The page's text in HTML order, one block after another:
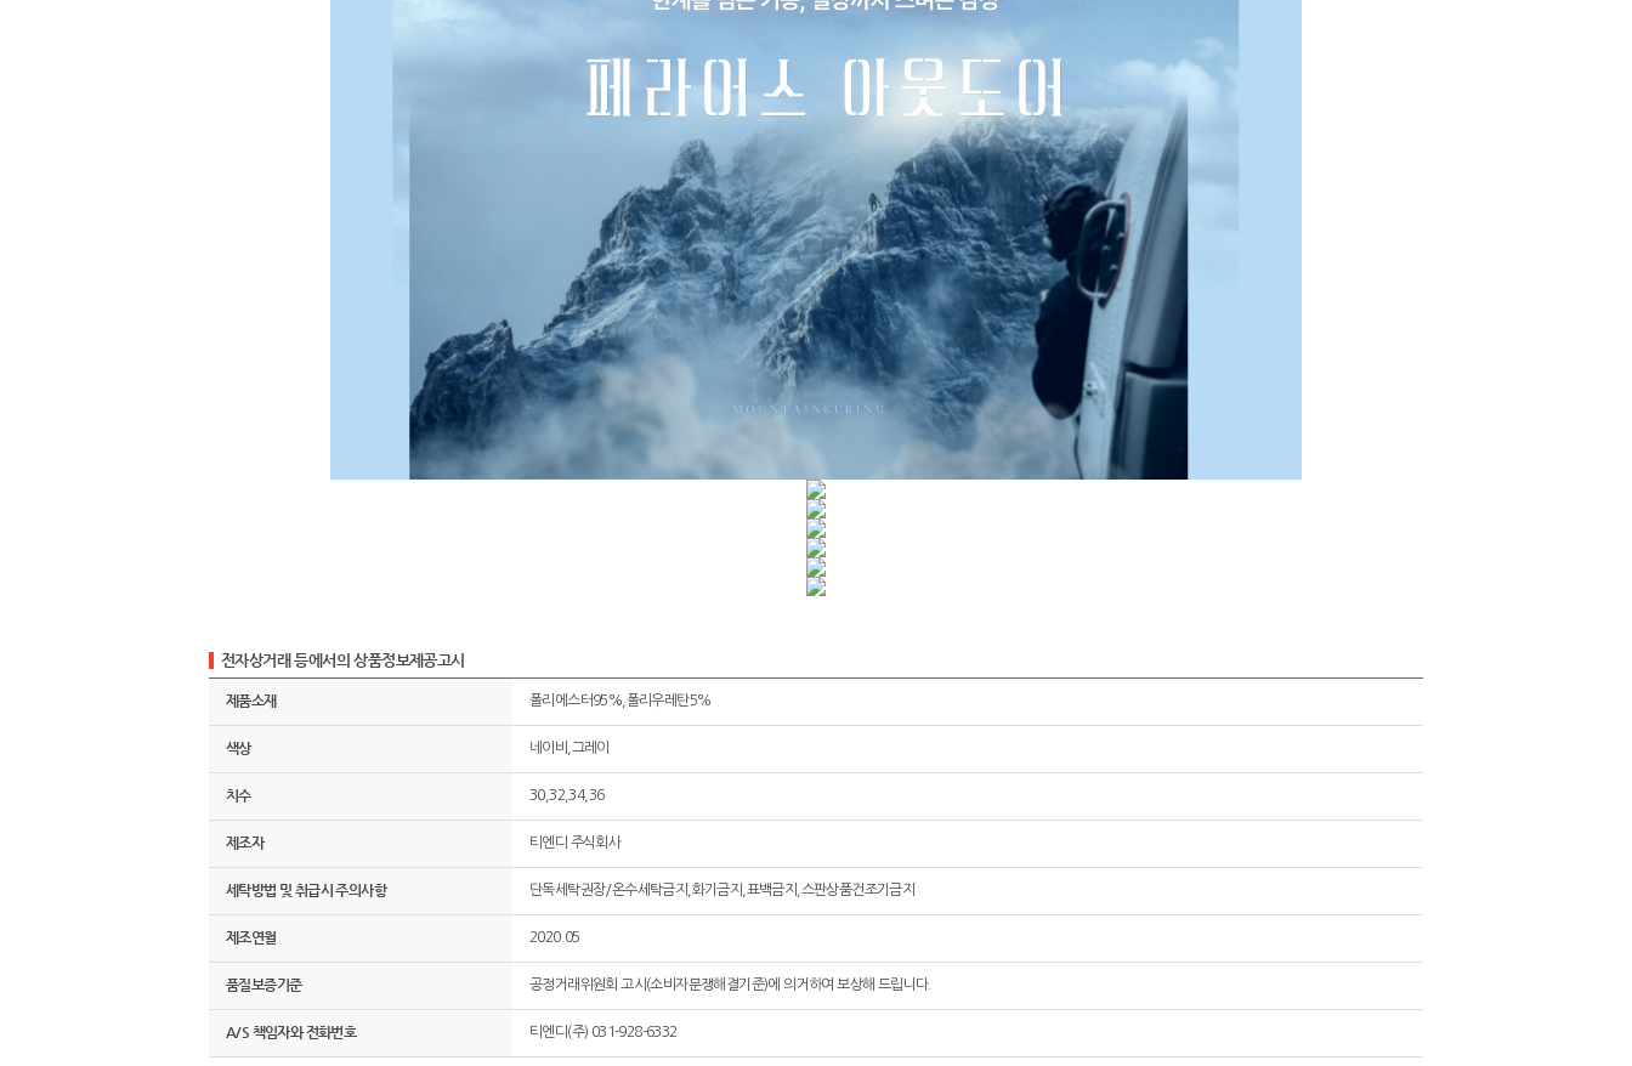
전자상거래 등에서의 상품정보제공고시
제품소재 폴리에스터95%,폴리우레탄5%
색상 네이비,그레이
치수 30,32,34,36
제조자 티엔디 주식회사
세탁방법 및 취급시 주의사항 단독세탁권장/온수세탁금지,화기금지,표백금지,스판상품건조기금지
제조연월 2020.05
품질보증기준 공정거래위원회 고시(소비자분쟁해결기준)에 의거하여 보상해 드립니다.
A/S 책임자와 전화번호 티엔디(주) 031-928-6332